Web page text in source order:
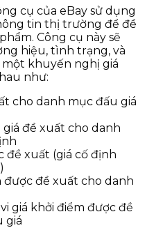
cụ của eBay sử dụng
tin thị trường để đề
Công cụ này sẽ
hiệu, tình trạng, và
khuyến nghị giá
như:
cho danh mục đấu giá
giá đề xuất cho danh
đề xuất (giá cố định
được đề xuất cho danh
giá khởi điểm được đề
giá